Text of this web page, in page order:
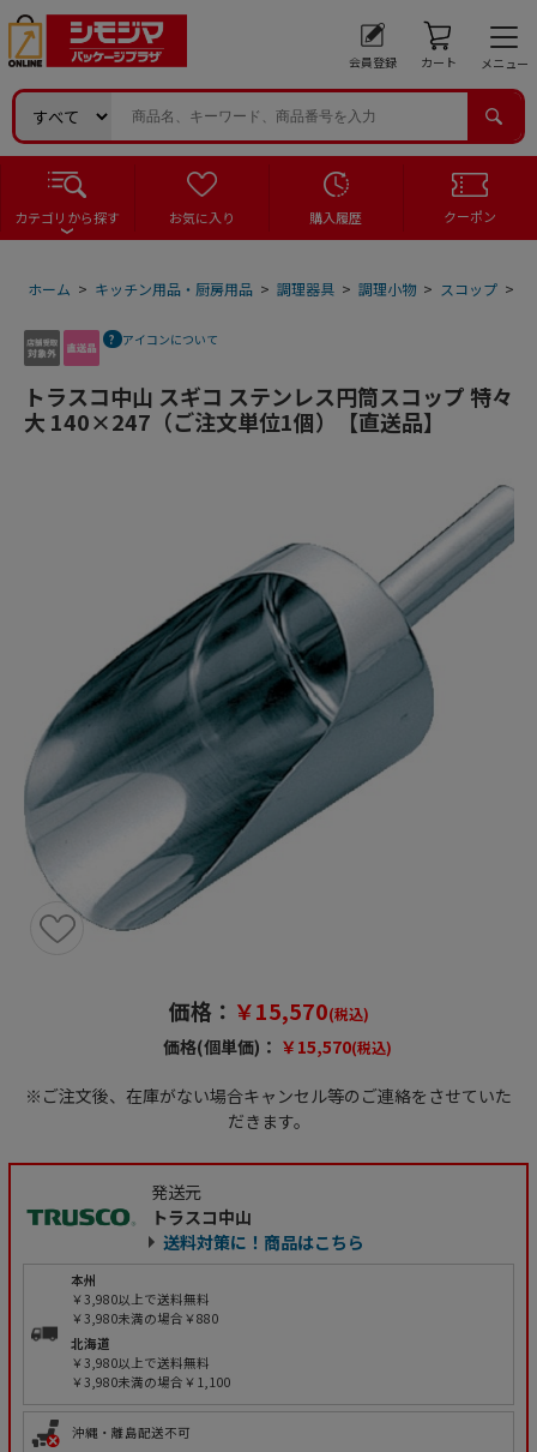
会員登録 カート メニュー
カテゴリから探す お気に入り 購入履歴 クーポン
ホーム > キッチン用品・厨房用品 > 調理器具 > 調理小物 > スコップ >
アイコンについて
トラスコ中山 スギコ ステンレス円筒スコップ 特々
大 140×247（ご注文単位1個）【直送品】
価格： ￥15,570(税込)
価格(個単価)： ￥15,570(税込)
※ご注文後、在庫がない場合キャンセル等のご連絡をさせていた
だきます。
発送元
トラスコ中山
送料対策に！商品はこちら
本州
￥3,980以上で送料無料
￥3,980未満の場合￥880
北海道
￥3,980以上で送料無料
￥3,980未満の場合￥1,100
沖縄・離島配送不可